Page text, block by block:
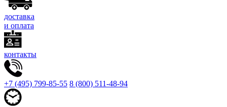
доставка
и оплата
контакты
+7 (495) 799-85-55 8 (800) 511-48-94